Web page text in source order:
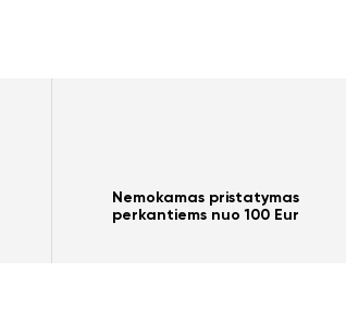
Nemokamas pristatymas
perkantiems nuo 100 Eur